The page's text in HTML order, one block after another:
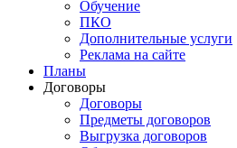
Обучение
ПКО
Дополнительные услуги
Реклама на сайте
Планы
Договоры
Договоры
Предметы договоров
Выгрузка договоров